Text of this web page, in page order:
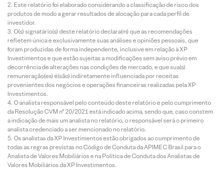
Este relatório foi elaborado considerando a classificação de risco dos
produtos de modo a gerar resultados de alocação para cada perfil de
investidor.
O(s) signatário(s) deste relatório declara(m) que as recomendações
refletem única e exclusivamente suas análises e opiniões pessoais, que
foram produzidas de forma independente, inclusive em relação à XP
Investimentos e que estão sujeitas a modificações sem aviso prévio em
decorrência de alterações nas condições de mercado, e que sua(s)
remuneração(es) é(são) indiretamente influenciada por receitas
provenientes dos negócios e operações financeiras realizadas pela XP
Investimentos.
O analista responsável pelo conteúdo deste relatório e pelo cumprimento
da Resolução CVM nº 20/2021 está indicado acima, sendo que, caso constem
a indicação de mais um analista no relatório, o responsável será o primeiro
analista credenciado a ser mencionado no relatório.
Os analistas da XP Investimentos estão obrigados ao cumprimento de
todas as regras previstas no Código de Conduta da APIMEC Brasil para o
Analista de Valores Mobiliários e na Política de Conduta dos Analistas de
Valores Mobiliários da XP Investimentos.